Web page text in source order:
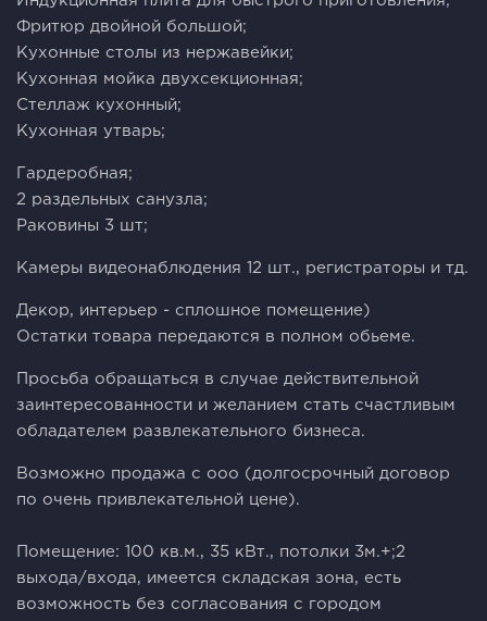
Фритюр двойной большой;
Кухонные столы из нержавейки;
Кухонная мойка двухсекционная;
Стеллаж кухонный;
Кухонная утварь;
Гардеробная;
2 раздельных санузла;
Раковины 3 шт;
Камеры видеонаблюдения 12 шт., регистраторы и тд.
Декор, интерьер - сплошное помещение)
Остатки товара передаются в полном обьеме.
Просьба обращаться в случае действительной
заинтересованности и желанием стать счастливым
обладателем развлекательного бизнеса.
Возможно продажа с ооо (долгосрочный договор
по очень привлекательной цене).
Помещение: 100 кв.м., 35 кВт., потолки 3м.+;2
выхода/входа, имеется складская зона, есть
возможность без согласования с городом